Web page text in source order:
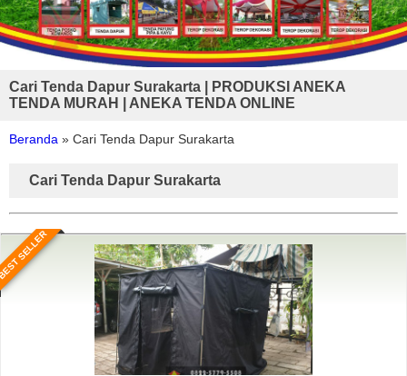
Cari Tenda Dapur Surakarta | PRODUKSI ANEKA
TENDA MURAH | ANEKA TENDA ONLINE
Beranda » Cari Tenda Dapur Surakarta
Cari Tenda Dapur Surakarta
SELLER